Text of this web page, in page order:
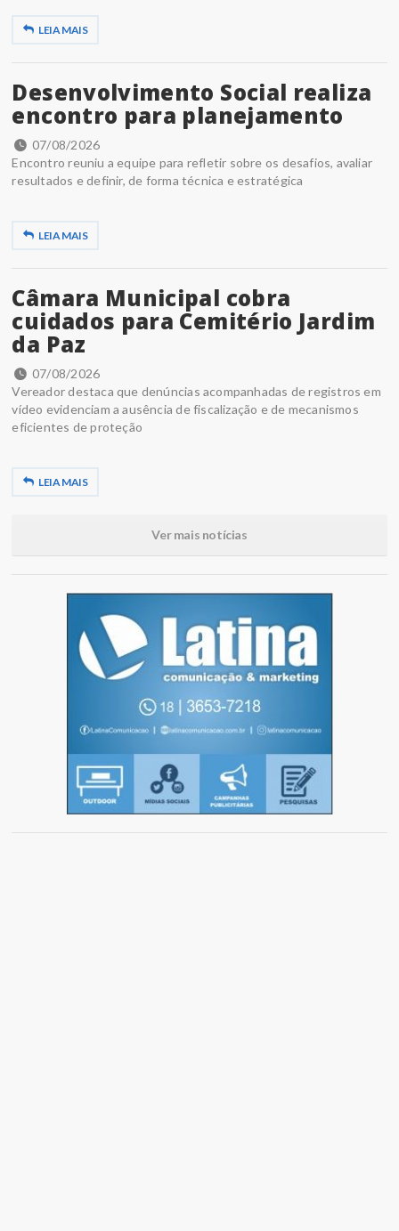
LEIA MAIS
Desenvolvimento Social realiza
encontro para planejamento
07/08/2026
Encontro reuniu a equipe para refletir sobre os desafios, avaliar
resultados e definir, de forma técnica e estratégica
LEIA MAIS
Câmara Municipal cobra
cuidados para Cemitério Jardim
da Paz
07/08/2026
Vereador destaca que denúncias acompanhadas de registros em
vídeo evidenciam a ausência de fiscalização e de mecanismos
eficientes de proteção
LEIA MAIS
Ver mais notícias